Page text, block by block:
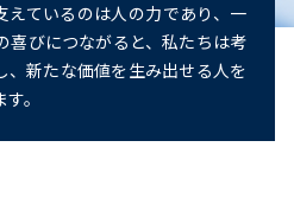
えているのは人の力であり、一
喜びにつながると、私たちは考
、新たな価値を生み出せる人を
。